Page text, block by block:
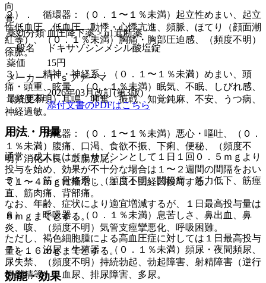
２）． 循環器：（０．１〜１％未満）起立性めまい、起立
性低血圧、低血圧、動悸・心悸亢進、頻脈、ほてり（顔面潮
紅等）、（０．１％未満）胸痛・胸部圧迫感、（頻度不明）
徐脈。
３）． 精神・神経系：（０．１〜１％未満）めまい、頭
痛・頭重、眩暈、（０．１％未満）眠気、不眠、しびれ感、
（頻度不明）耳鳴、興奮、振戦、知覚鈍麻、不安、うつ病、
神経過敏。
４）． 消化器：（０．１〜１％未満）悪心・嘔吐、（０．
１％未満）腹痛、口渇、食欲不振、下痢、便秘、（頻度不
明）消化不良、鼓腸放屁。
５）． 筋・骨格系：（頻度不明）関節痛、筋力低下、筋痙
直、筋肉痛、背部痛。
６）． 呼吸器：（０．１％未満）息苦しさ、鼻出血、鼻
炎、咳、（頻度不明）気管支痙攣悪化、呼吸困難。
７）． 泌尿・生殖器：（０．１％未満）頻尿・夜間頻尿、
尿失禁、（頻度不明）持続勃起、勃起障害、射精障害（逆行
性射精等）、血尿、排尿障害、多尿。
向
覚
薬効分類 血圧降下薬 > α1遮断薬
一般名
ドキサゾシンメシル酸塩錠
薬価
15円
メーカー Ｔ’ｓファーマ
最終更新
2026年03月改訂(第3版)
添付文書のPDFはこちら
用法・用量
通常、成人にはドキサゾシンとして１日１回０．５ｍｇより
投与を始め、効果が不十分な場合は１〜２週間の間隔をおい
て１〜４ｍｇに漸増し、１日１回経口投与する。
なお、年齢、症状により適宜増減するが、１日最高投与量は
８ｍｇまでとする。
ただし、褐色細胞腫による高血圧症に対しては１日最高投与
量を１６ｍｇまでとする。
効能・効果